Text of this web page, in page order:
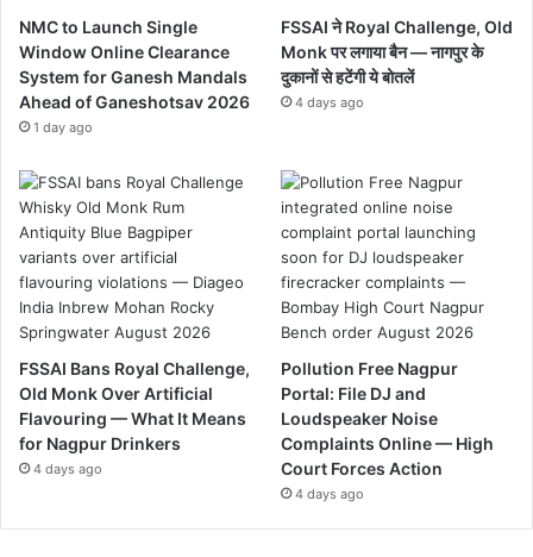
NMC to Launch Single
Window Online Clearance
System for Ganesh Mandals
Ahead of Ganeshotsav 2026
1 day ago
FSSAI ने Royal Challenge, Old
Monk पर लगाया बैन — नागपुर के
दुकानों से हटेंगी ये बोतलें
4 days ago
FSSAI Bans Royal Challenge,
Old Monk Over Artificial
Flavouring — What It Means
for Nagpur Drinkers
4 days ago
Pollution Free Nagpur
Portal: File DJ and
Loudspeaker Noise
Complaints Online — High
Court Forces Action
4 days ago